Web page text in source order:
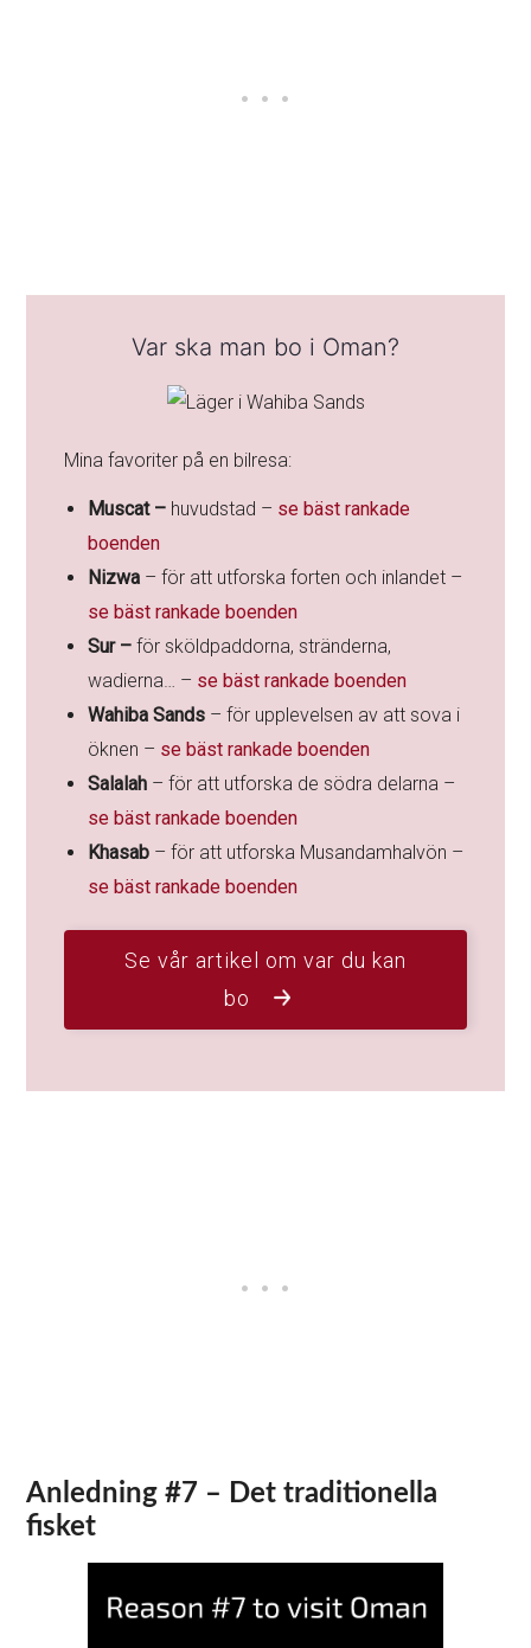
Var ska man bo i Oman?
Mina favoriter på en bilresa:
Muscat – huvudstad – se bäst rankade
boenden
Nizwa – för att utforska forten och inlandet –
se bäst rankade boenden
Sur –för sköldpaddorna, stränderna,
wadierna… – se bäst rankade boenden
Wahiba Sands – för upplevelsen av att sova i
öknen – se bäst rankade boenden
Salalah – för att utforska de södra delarna –
se bäst rankade boenden
Khasab – för att utforska Musandamhalvön –
se bäst rankade boenden
Se vår artikel om var du kan
bo
Anledning #7 – Det traditionella
fisket